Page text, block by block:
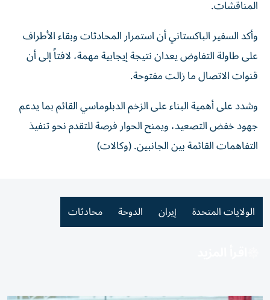
المناقشات.
وأكد السفير الباكستاني أن استمرار المحادثات وبقاء الأطراف
على طاولة التفاوض يعدان نتيجة إيجابية مهمة، لافتاً إلى أن
قنوات الاتصال ما زالت مفتوحة.
وشدد على أهمية البناء على الزخم الدبلوماسي القائم بما يدعم
جهود خفض التصعيد، ويمنح الحوار فرصة للتقدم نحو تنفيذ
التفاهمات القائمة بين الجانبين. (وكالات)
الولايات المتحدة إيران الدوحة محادثات